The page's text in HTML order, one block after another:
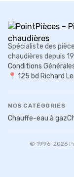
Spécialiste des
chaudières depuis
Conditions
📍 125 bd Richard
NOS CATÉGORIES
Chauffe-eau à gaz
© 1996-2026